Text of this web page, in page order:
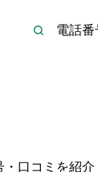
口コミを紹介